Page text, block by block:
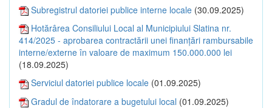
Subregistrul datoriei publice interne locale (30.09.2025)
Hotărârea Consiliului Local al Municipiului Slatina nr.
414/2025 - aprobarea contractării unei finanțări rambursabile
interne/externe în valoare de maximum 150.000.000 lei
(18.09.2025)
Serviciul datoriei publice locale (01.09.2025)
Gradul de îndatorare a bugetului local (01.09.2025)